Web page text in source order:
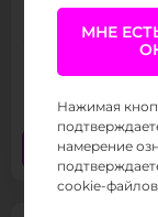
Заказать
МНЕ
Нажимая
намерение
cookie-